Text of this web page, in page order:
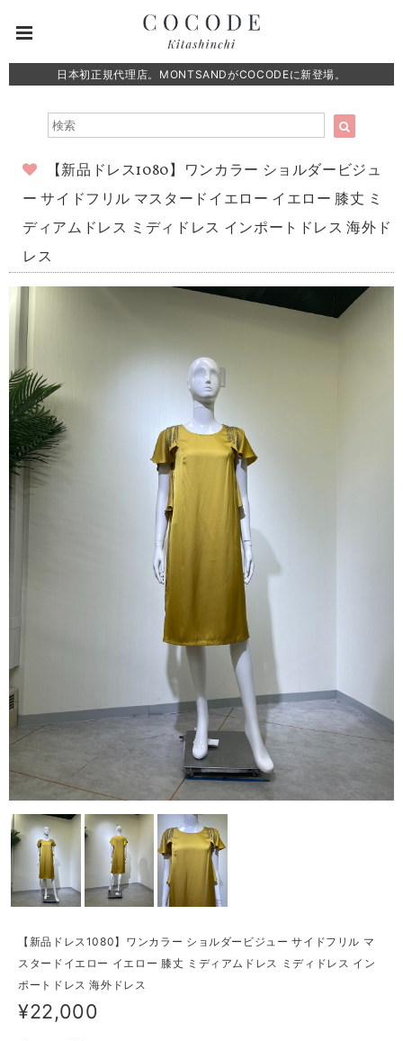
日本初正規代理店。MONTSANDがCOCODEに新登場。
【新品ドレス1080】ワンカラー ショルダービジュ
ー サイドフリル マスタードイエロー イエロー 膝丈 ミ
ディアムドレス ミディドレス インポートドレス 海外ド
レス
【新品ドレス1080】ワンカラー ショルダービジュー サイドフリル マ
スタードイエロー イエロー 膝丈 ミディアムドレス ミディドレス イン
ポートドレス 海外ドレス
¥22,000